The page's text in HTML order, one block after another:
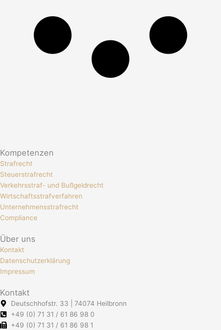
Kompetenzen
Strafrecht
Steuerstrafrecht
Verkehrsstraf- und Bußgeldrecht
Wirtschaftsstrafverfahren
Unternehmensstrafrecht
Compliance
Über uns
Kontakt
Datenschutzerklärung
Impressum
Kontakt
Deutschhofstr. 33 | 74074 Heilbronn
+49 (0) 71 31 / 61 86 98 0
+49 (0) 71 31 / 61 86 98 1